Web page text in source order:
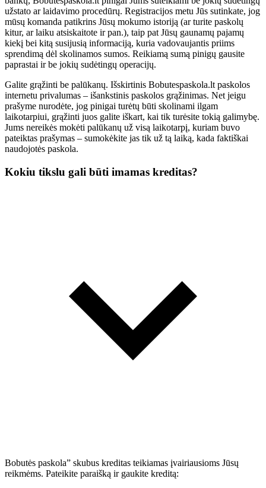
užstato ar laidavimo procedūrų. Registracijos metu Jūs sutinkate, jog
mūsų komanda patikrins Jūsų mokumo istoriją (ar turite paskolų
kitur, ar laiku atsiskaitote ir pan.), taip pat Jūsų gaunamų pajamų
kiekį bei kitą susijusią informaciją, kuria vadovaujantis priims
sprendimą dėl skolinamos sumos. Reikiamą sumą pinigų gausite
paprastai ir be jokių sudėtingų operacijų.
Galite grąžinti be palūkanų. Išskirtinis Bobutespaskola.lt paskolos
internetu privalumas – išankstinis paskolos grąžinimas. Net jeigu
prašyme nurodėte, jog pinigai turėtų būti skolinami ilgam
laikotarpiui, grąžinti juos galite iškart, kai tik turėsite tokią galimybę.
Jums nereikės mokėti palūkanų už visą laikotarpį, kuriam buvo
pateiktas prašymas – sumokėkite jas tik už tą laiką, kada faktiškai
naudojotės paskola.
Kokiu tikslu gali būti imamas kreditas?
Bobutės paskola” skubus kreditas teikiamas įvairiausioms Jūsų
reikmėms. Pateikite paraišką ir gaukite kreditą: